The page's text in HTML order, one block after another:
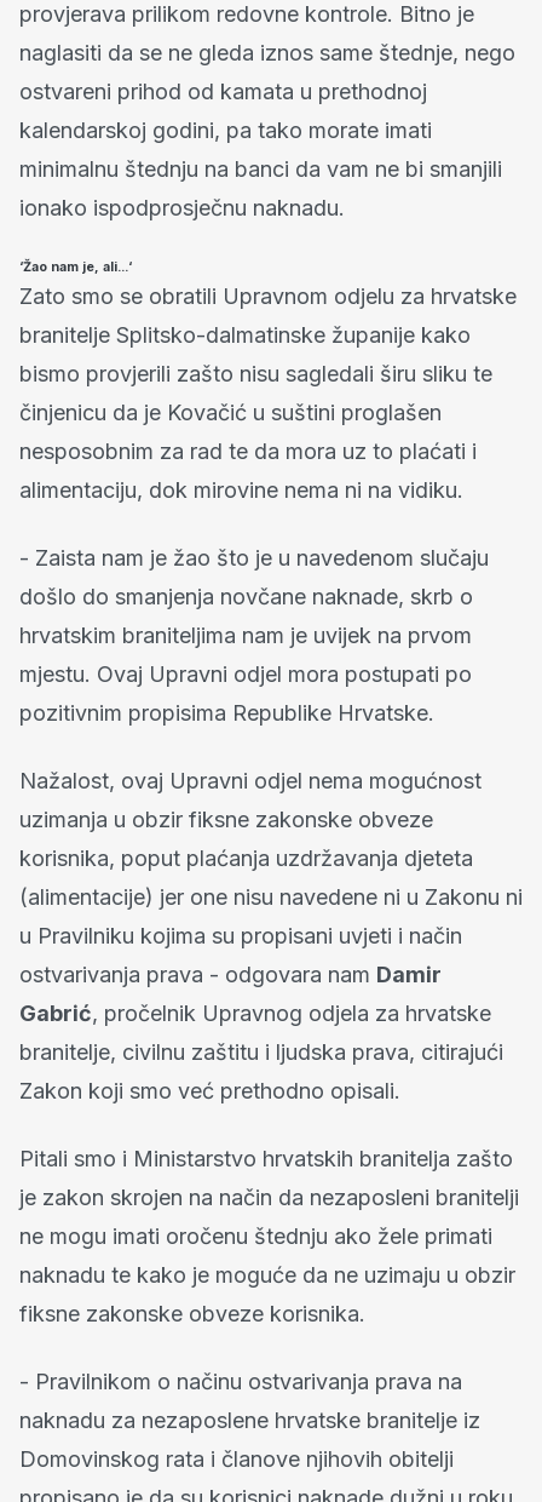
provjerava prilikom redovne kontrole. Bitno je
naglasiti da se ne gleda iznos same štednje, nego
ostvareni prihod od kamata u prethodnoj
kalendarskoj godini, pa tako morate imati
minimalnu štednju na banci da vam ne bi smanjili
ionako ispodprosječnu naknadu.
‘Žao nam je, ali...‘
Zato smo se obratili Upravnom odjelu za hrvatske
branitelje Splitsko-dalmatinske županije kako
bismo provjerili zašto nisu sagledali širu sliku te
činjenicu da je Kovačić u suštini proglašen
nesposobnim za rad te da mora uz to plaćati i
alimentaciju, dok mirovine nema ni na vidiku.
- Zaista nam je žao što je u navedenom slučaju
došlo do smanjenja novčane naknade, skrb o
hrvatskim braniteljima nam je uvijek na prvom
mjestu. Ovaj Upravni odjel mora postupati po
pozitivnim propisima Republike Hrvatske.
Nažalost, ovaj Upravni odjel nema mogućnost
uzimanja u obzir fiksne zakonske obveze
korisnika, poput plaćanja uzdržavanja djeteta
(alimentacije) jer one nisu navedene ni u Zakonu ni
u Pravilniku kojima su propisani uvjeti i način
ostvarivanja prava - odgovara nam Damir
Gabrić, pročelnik Upravnog odjela za hrvatske
branitelje, civilnu zaštitu i ljudska prava, citirajući
Zakon koji smo već prethodno opisali.
Pitali smo i Ministarstvo hrvatskih branitelja zašto
je zakon skrojen na način da nezaposleni branitelji
ne mogu imati oročenu štednju ako žele primati
naknadu te kako je moguće da ne uzimaju u obzir
fiksne zakonske obveze korisnika.
- Pravilnikom o načinu ostvarivanja prava na
naknadu za nezaposlene hrvatske branitelje iz
Domovinskog rata i članove njihovih obitelji